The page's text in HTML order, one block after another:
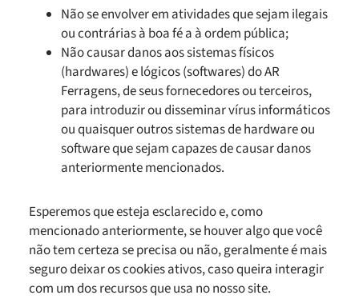
Não se envolver em atividades que sejam ilegais
ou contrárias à boa fé a à ordem pública;
Não causar danos aos sistemas físicos
(hardwares) e lógicos (softwares) do AR
Ferragens, de seus fornecedores ou terceiros,
para introduzir ou disseminar vírus informáticos
ou quaisquer outros sistemas de hardware ou
software que sejam capazes de causar danos
anteriormente mencionados.
Esperemos que esteja esclarecido e, como
mencionado anteriormente, se houver algo que você
não tem certeza se precisa ou não, geralmente é mais
seguro deixar os cookies ativos, caso queira interagir
com um dos recursos que usa no nosso site.